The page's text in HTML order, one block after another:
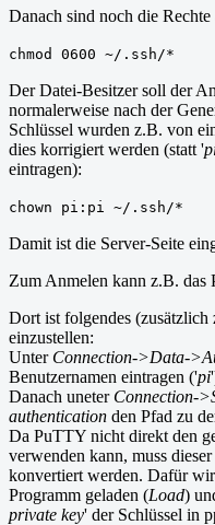
Danach sind noch die Rechte
chmod 0600 ~/.ssh/*
Der Datei-Besitzer soll der
normalerweise nach der
Schlüssel wurden z.B. von
dies korrigiert werden (statt '
eintragen):
chown pi:pi ~/.ssh/*
Damit ist die Server-Seite
Zum Anmelen kann z.B. das
Dort ist folgendes (zusätzlich
einzustellen:
Unter Connection->Data-
Benutzernamen eintragen ('pi
Danach uneter Connection-
authentication den Pfad zu
Da PuTTY nicht direkt den
verwenden kann, muss
konvertiert werden. Dafür
Programm geladen (Load)
private key' der Schlüssel in